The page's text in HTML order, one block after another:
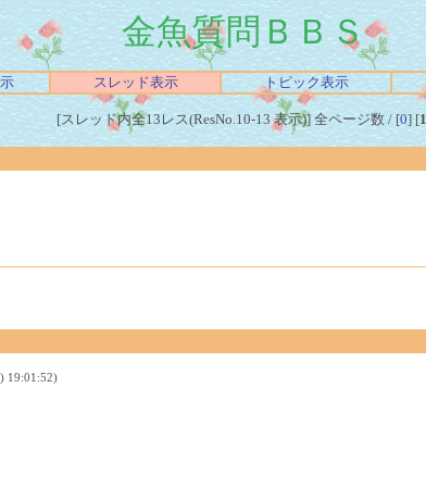
金魚質問ＢＢＳ
スレッド表示 トピック表示
[スレッド内全13レス(ResNo.10-13 表示)] 全ページ数 / [0] [1
19:01:52)